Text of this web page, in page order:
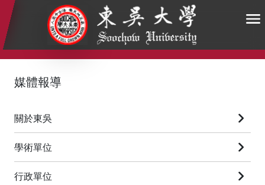
:::
媒體報導
關於東吳
學術單位
行政單位